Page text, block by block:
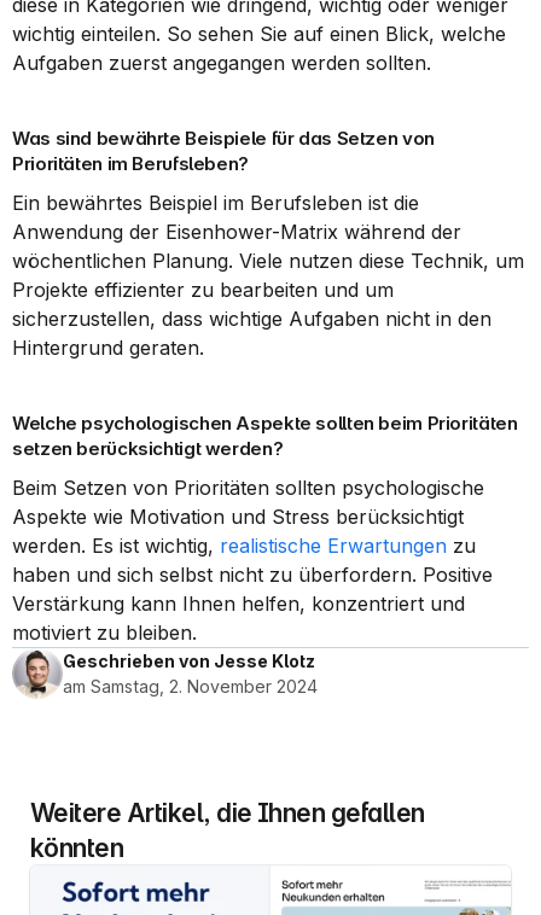
diese in Kategorien wie dringend, wichtig oder weniger
wichtig einteilen. So sehen Sie auf einen Blick, welche
Aufgaben zuerst angegangen werden sollten.
Was sind bewährte Beispiele für das Setzen von
Prioritäten im Berufsleben?
Ein bewährtes Beispiel im Berufsleben ist die
Anwendung der Eisenhower-Matrix während der
wöchentlichen Planung. Viele nutzen diese Technik, um
Projekte effizienter zu bearbeiten und um
sicherzustellen, dass wichtige Aufgaben nicht in den
Hintergrund geraten.
Welche psychologischen Aspekte sollten beim Prioritäten
setzen berücksichtigt werden?
Beim Setzen von Prioritäten sollten psychologische
Aspekte wie Motivation und Stress berücksichtigt
werden. Es ist wichtig, realistische Erwartungen zu
haben und sich selbst nicht zu überfordern. Positive
Verstärkung kann Ihnen helfen, konzentriert und
motiviert zu bleiben.
Geschrieben von Jesse Klotz
am Samstag, 2. November 2024
Weitere Artikel, die Ihnen gefallen
könnten